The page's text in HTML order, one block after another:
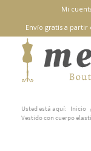
Mi
Envío gratis a partir
Usted está aquí: Inicio
Vestido con cuerpo